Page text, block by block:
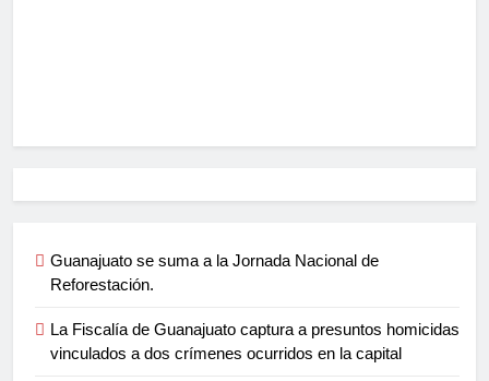
Guanajuato se suma a la Jornada Nacional de
Reforestación.
La Fiscalía de Guanajuato captura a presuntos homicidas
vinculados a dos crímenes ocurridos en la capital